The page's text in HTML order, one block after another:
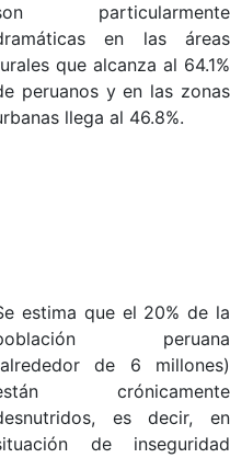
particularmente
en las áreas
que alcanza al 64.1%
peruanos y en las zonas
llega al 46.8%.
estima que el 20% de la
peruana
de 6 millones)
crónicamente
es decir, en
de inseguridad